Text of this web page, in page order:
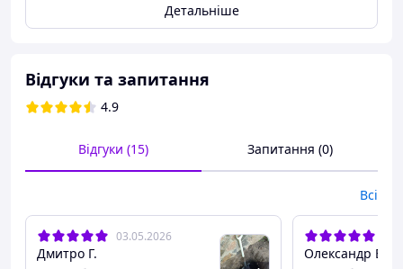
Універсальна
підготовки ґрунту до посадки
Це дійсно корисна річ, як для
Міцна
Детальніше
Відгуки та запитання
4.9
Відгуки (15) Запитання (0)
Всі
03.05.2026
Дмитро Г. Олександр Б.